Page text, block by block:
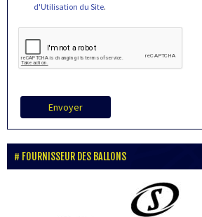
d'Utilisation du Site.
Envoyer
FOURNISSEUR DES BALLONS